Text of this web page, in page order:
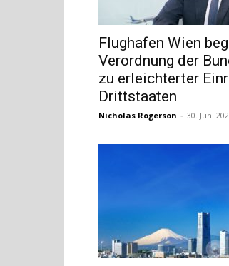
Flughafen Wien
Verordnung der
zu erleichterter
Drittstaaten
Nicholas Rogerson - 30. Juni